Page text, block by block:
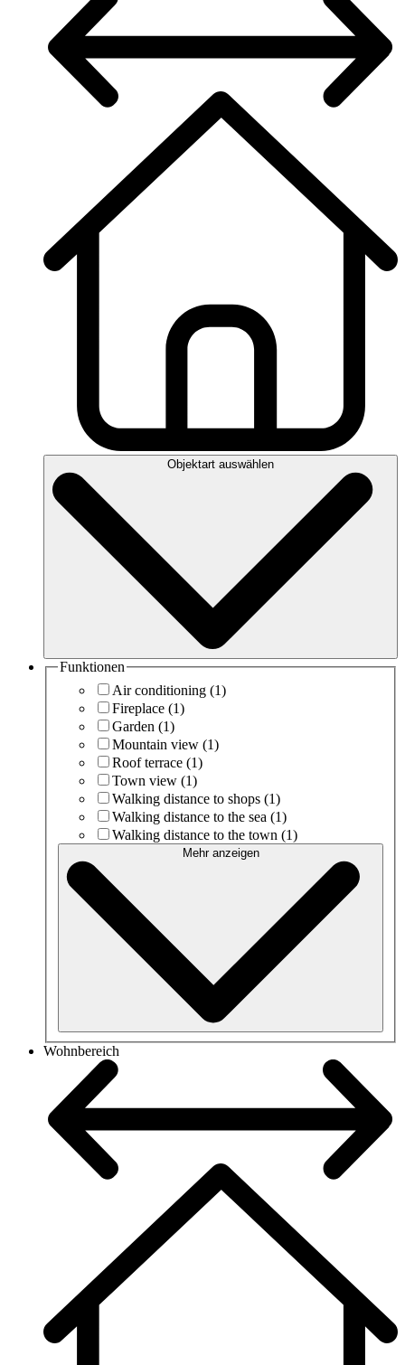
Objektart auswählen
Funktionen
Air conditioning (1)
Fireplace (1)
Garden (1)
Mountain view (1)
Roof terrace (1)
Town view (1)
Walking distance to shops (1)
Walking distance to the sea (1)
Walking distance to the town (1)
Mehr anzeigen
Wohnbereich